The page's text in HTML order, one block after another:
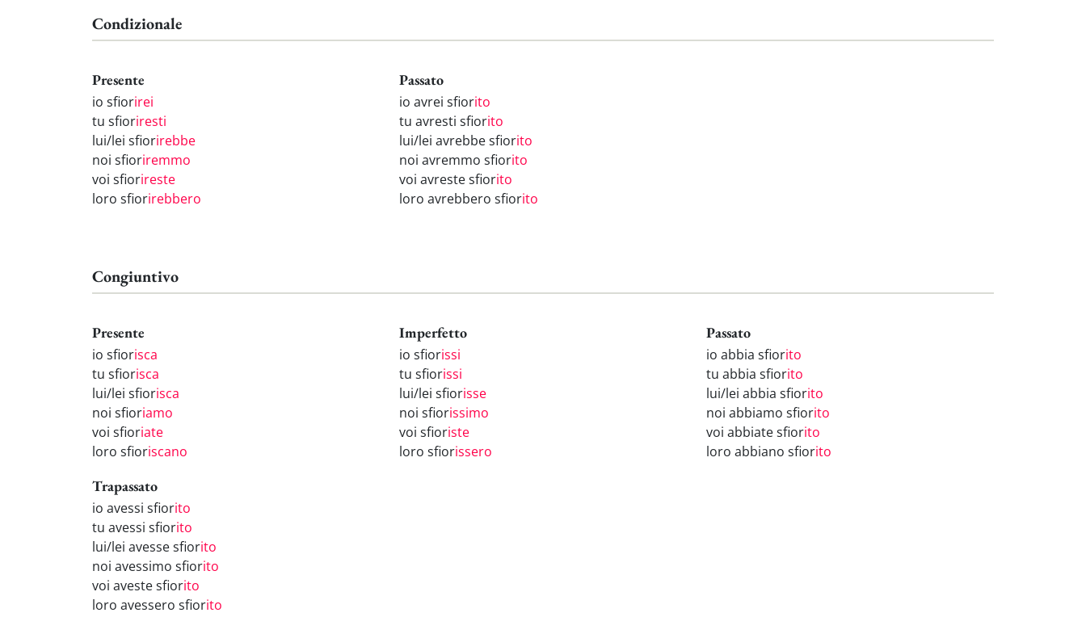
Condizionale
Presente
io sfiorirei
tu sfioriresti
lui/lei sfiorirebbe
noi sfioriremmo
voi sfiorireste
loro sfiorirebbero
Passato
io avrei sfiorito
tu avresti sfiorito
lui/lei avrebbe sfiorito
noi avremmo sfiorito
voi avreste sfiorito
loro avrebbero sfiorito
Congiuntivo
Presente
io sfiorisca
tu sfiorisca
lui/lei sfiorisca
noi sfioriamo
voi sfioriate
loro sfioriscano
Imperfetto
io sfiorissi
tu sfiorissi
lui/lei sfiorisse
noi sfiorissimo
voi sfioriste
loro sfiorissero
Passato
io abbia sfiorito
tu abbia sfiorito
lui/lei abbia sfiorito
noi abbiamo sfiorito
voi abbiate sfiorito
loro abbiano sfiorito
Trapassato
io avessi sfiorito
tu avessi sfiorito
lui/lei avesse sfiorito
noi avessimo sfiorito
voi aveste sfiorito
loro avessero sfiorito